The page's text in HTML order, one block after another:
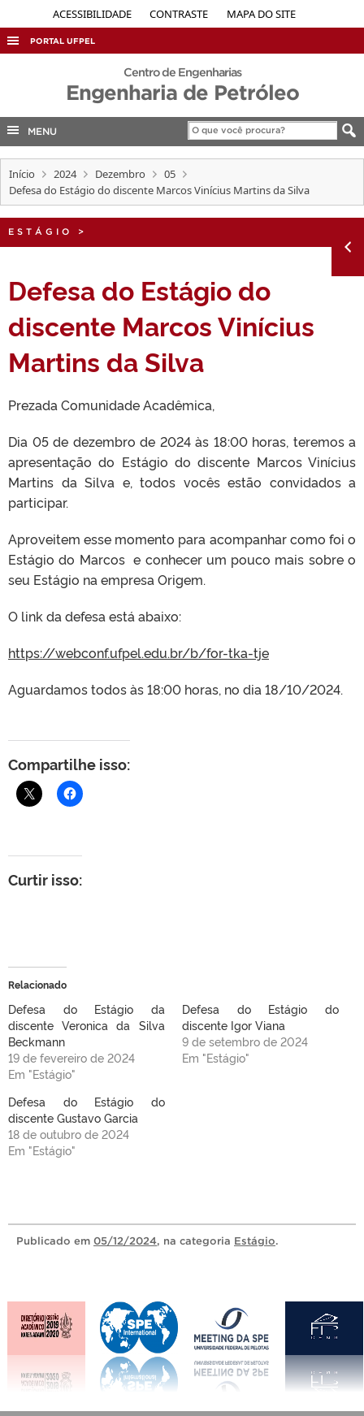
ACESSIBILIDADE CONTRASTE MAPA DO SITE
PORTAL UFPEL
ACESSO À INFORMAÇÃO
AUDITORIA
EDITAIS
INTERNACIONAL
OUVIDORIA
TELEFONES
Centro de Engenharias
Engenharia de Petróleo
MENU
Início 2024 Dezembro
05
Defesa do Estágio do discente Marcos Vinícius Martins da Silva
ESTÁGIO >
Defesa do Estágio do
discente Marcos Vinícius
Martins da Silva
Prezada Comunidade Acadêmica,
Dia 05 de dezembro de 2024 às 18:00 horas, teremos a
apresentação do Estágio do discente Marcos Vinícius
Martins da Silva e, todos vocês estão convidados a
participar.
Aproveitem esse momento para acompanhar como foi o
Estágio do Marcos e conhecer um pouco mais sobre o
seu Estágio na empresa Origem.
O link da defesa está abaixo:
https://webconf.ufpel.edu.br/b/for-tka-tje
Aguardamos todos às 18:00 horas, no dia 18/10/2024.
Compartilhe isso:
Curtir isso:
Relacionado
Defesa do Estágio da
discente Veronica da Silva
Beckmann
19 de fevereiro de 2024
Em "Estágio"
Defesa do Estágio do
discente Igor Viana
9 de setembro de 2024
Em "Estágio"
Defesa do Estágio do
discente Gustavo Garcia
18 de outubro de 2024
Em "Estágio"
Publicado em 05/12/2024, na categoria Estágio.